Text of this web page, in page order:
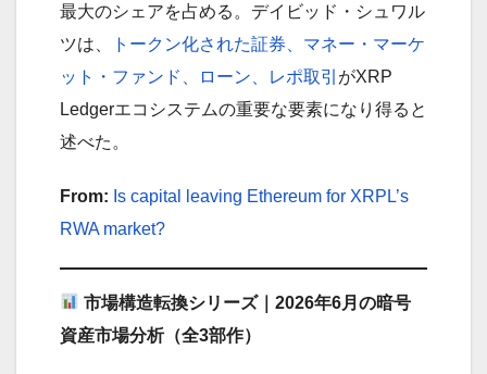
最大のシェアを占める。デイビッド・シュワル
ツは、
トークン化された証券、マネー・マーケ
ット・ファンド、ローン、レポ取引 がXRP
Ledgerエコシステムの重要な要素になり得ると
述べた。
From: Is capital leaving Ethereum for XRPL’s
RWA market?
市場構造転換シリーズ｜2026年6月の暗号
資産市場分析（全3部作）